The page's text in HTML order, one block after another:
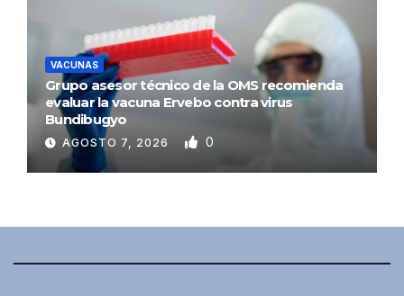
VACUNAS
Grupo asesor técnico de la OMS recomienda
evaluar la vacuna Ervebo contra virus
Bundibugyo
AGOSTO 7, 2026 0